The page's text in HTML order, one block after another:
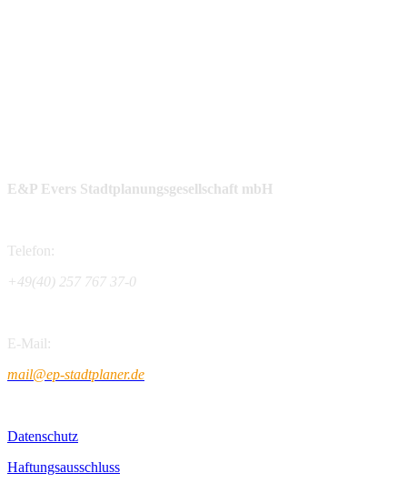
E&P Evers Stadtplanungsgesellschaft mbH
Telefon:
+49(40) 257 767 37-0
E-Mail:
mail@ep-stadtplaner.de
Datenschutz
Haftungsausschluss